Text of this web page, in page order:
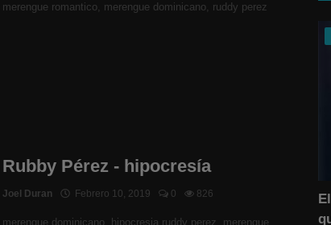
merengue romantico, merengue dominicano, ruddy perez
Rubby Pérez - hipocresía
Joel Duran Febrero 10, 2019 0 826
merengue dominicano, hipocresia ruddy perez, merengue